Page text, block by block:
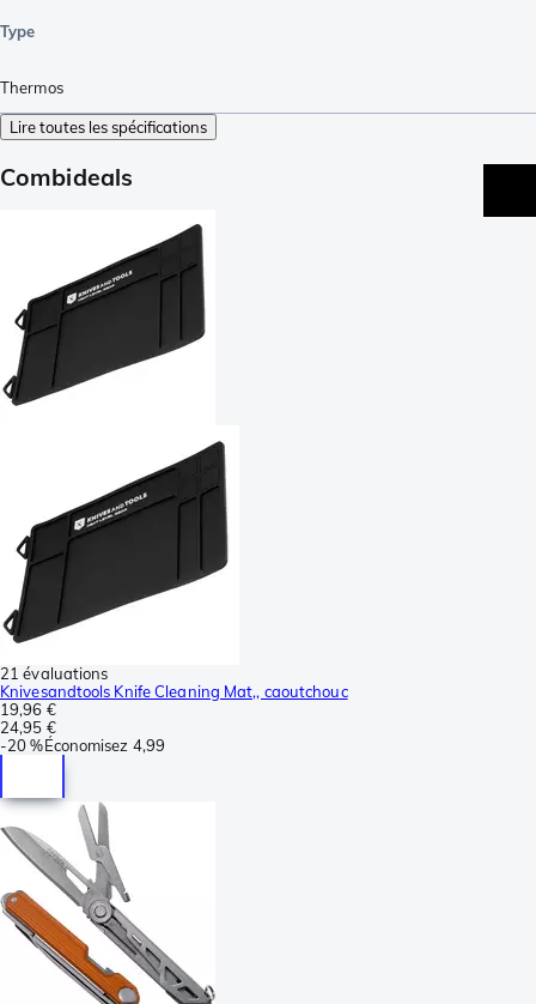
Type
Thermos
Lire toutes les spécifications
Combideals
21 évaluations
Knivesandtools Knife Cleaning Mat,, caoutchouc
19,96 €
24,95 €
-20 %Économisez 4,99